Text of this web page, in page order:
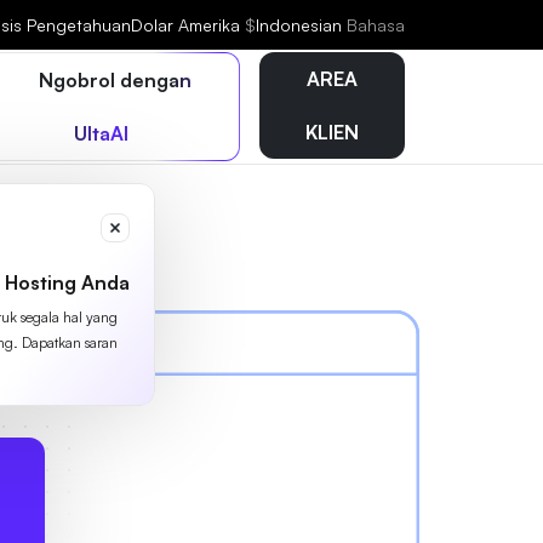
PengetahuanDolar Amerika $Indonesian Bahasa
Ngobrol dengan
UltaAI
Anda
segala hal yang
Dapatkan saran
AREA
KLIEN